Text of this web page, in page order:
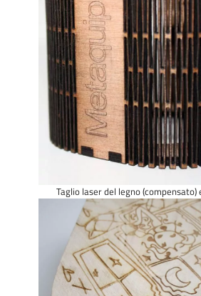
Taglio laser del legno (compensato)